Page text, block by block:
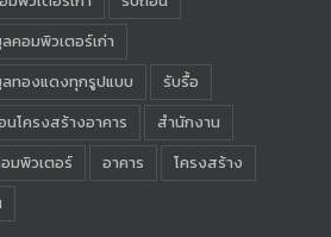
คอมพิวเตอร์เก่า
ลทองแดงทุกรูปแบบ
รับรื้อ
โครงสร้างอาคาร
สำนักงาน
มพิวเตอร์
อาคาร
โครงสร้าง